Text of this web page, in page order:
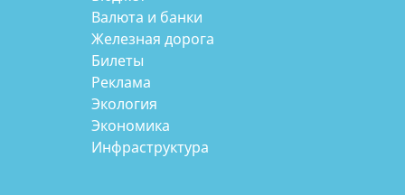
Валюта и банки
Железная дорога
Билеты
Реклама
Экология
Экономика
Инфраструктура